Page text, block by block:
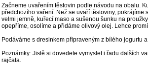
Začneme uvařením těstovin podle návodu na obalu.
předchozího vaření. Než se uvaří těstoviny,
velmi jemně, kuřecí maso a sušenou šunku na
opepříme, osolíme a přidáme olivový olej. Lehce
Podáváme s dresinkem připraveným z bílého jogurtu
Poznámky: Jistě si dovedete vymyslet i řadu dalších
rajčata.